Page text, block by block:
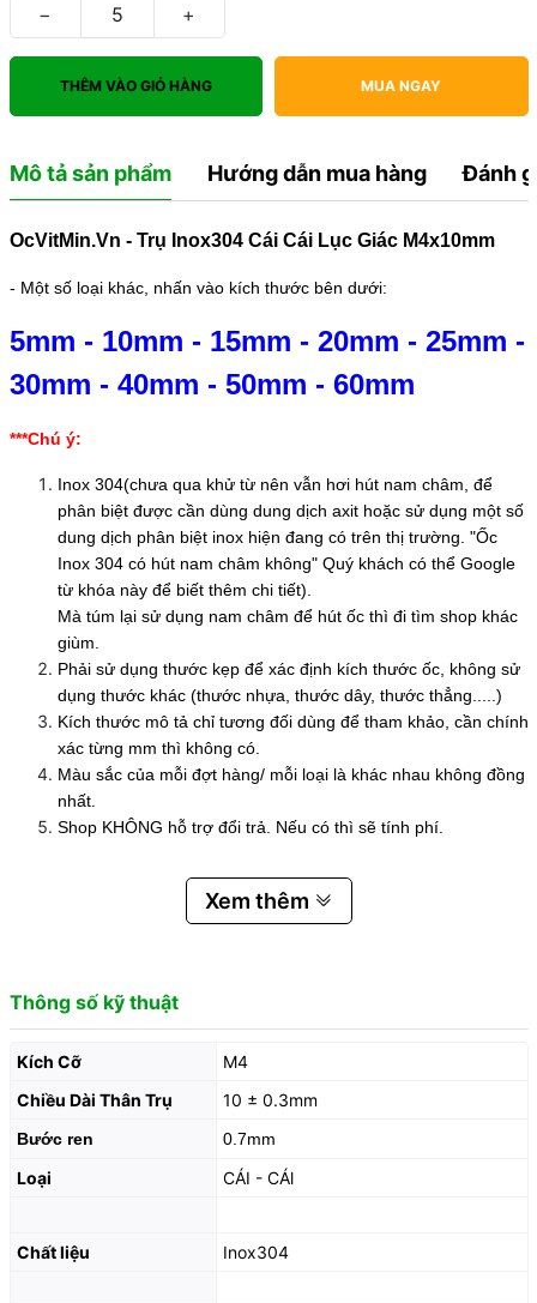
− +
THÊM VÀO GIỎ HÀNG MUA NGAY
Mô tả sản phẩm Hướng dẫn mua hàng Đánh
OcVitMin.Vn - Trụ Inox304 Cái Cái Lục Giác M4x10mm
- Một số loại khác, nhấn vào kích thước bên dưới:
5mm - 10mm - 15mm - 20mm - 25mm -
30mm - 40mm - 50mm - 60mm
***Chú ý:
Inox 304(chưa qua khử từ nên vẫn hơi hút nam châm, để
phân biệt được cần dùng dung dịch axit hoặc sử dụng một số
dung dịch phân biệt inox hiện đang có trên thị trường. "Ốc
Inox 304 có hút nam châm không" Quý khách có thể Google
từ khóa này để biết thêm chi tiết).
Mà túm lại sử dụng nam châm để hút ốc thì đi tìm shop khác
giùm.
Phải sử dụng thước kẹp để xác định kích thước ốc, không sử
dụng thước khác (thước nhựa, thước dây, thước thẳng.....)
Kích thước mô tả chỉ tương đối dùng để tham khảo, cần chính
xác từng mm thì không có.
Màu sắc của mỗi đợt hàng/ mỗi loại là khác nhau không đồng
nhất.
Shop KHÔNG hỗ trợ đổi trả. Nếu có thì sẽ tính phí.
Xem thêm
Thông số kỹ thuật
Kích Cỡ
M4
Chiều Dài Thân Trụ
10 ± 0.3mm
Bước ren 0.7mm
Loại CÁI - CÁl
Chất liệu Inox304